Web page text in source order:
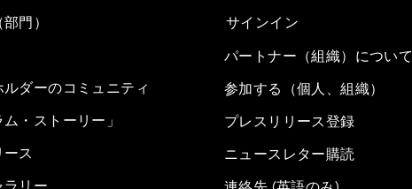
門）
ダーのコミュニティ
ム・ストーリー」
ス
サインイン
パートナー（組織）について
参加する（個人、組織）
プレスリリース登録
ニュースレター購読